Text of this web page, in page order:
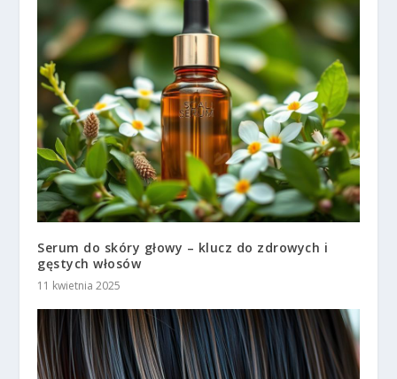
Serum do skóry głowy – klucz do zdrowych i
gęstych włosów
11 kwietnia 2025